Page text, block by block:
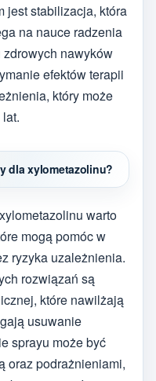
jest stabilizacja, która
na nauce radzenia
nawyków
efektów terapii
który może
dla xylometazolinu?
warto
mogą pomóc w
ryzyka uzależnienia.
rozwiązań są
które nawilżają
usuwanie
sprayu może być
oraz podrażnieniami,